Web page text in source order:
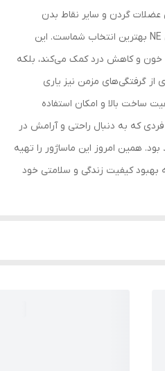
عضلات گردن و سایر نقاط بدن
هستید، ماساژور گردن دستی مدل NE بهترین انتخاب شماست. این
خون و کاهش درد کمک می‌کند، بلکه
گرفتگی‌های مزمن نیز یاری
ساخت بالا و امکان استفاده
که به دنبال راحتی و آرامش در
همین امروز این ماساژور را تهیه
بهبود کیفیت زندگی و سلامتی خود